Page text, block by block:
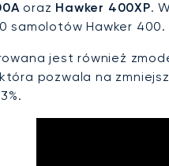
oraz Hawker 400XP.
samolotów Hawker 400.
jest również
pozwala na